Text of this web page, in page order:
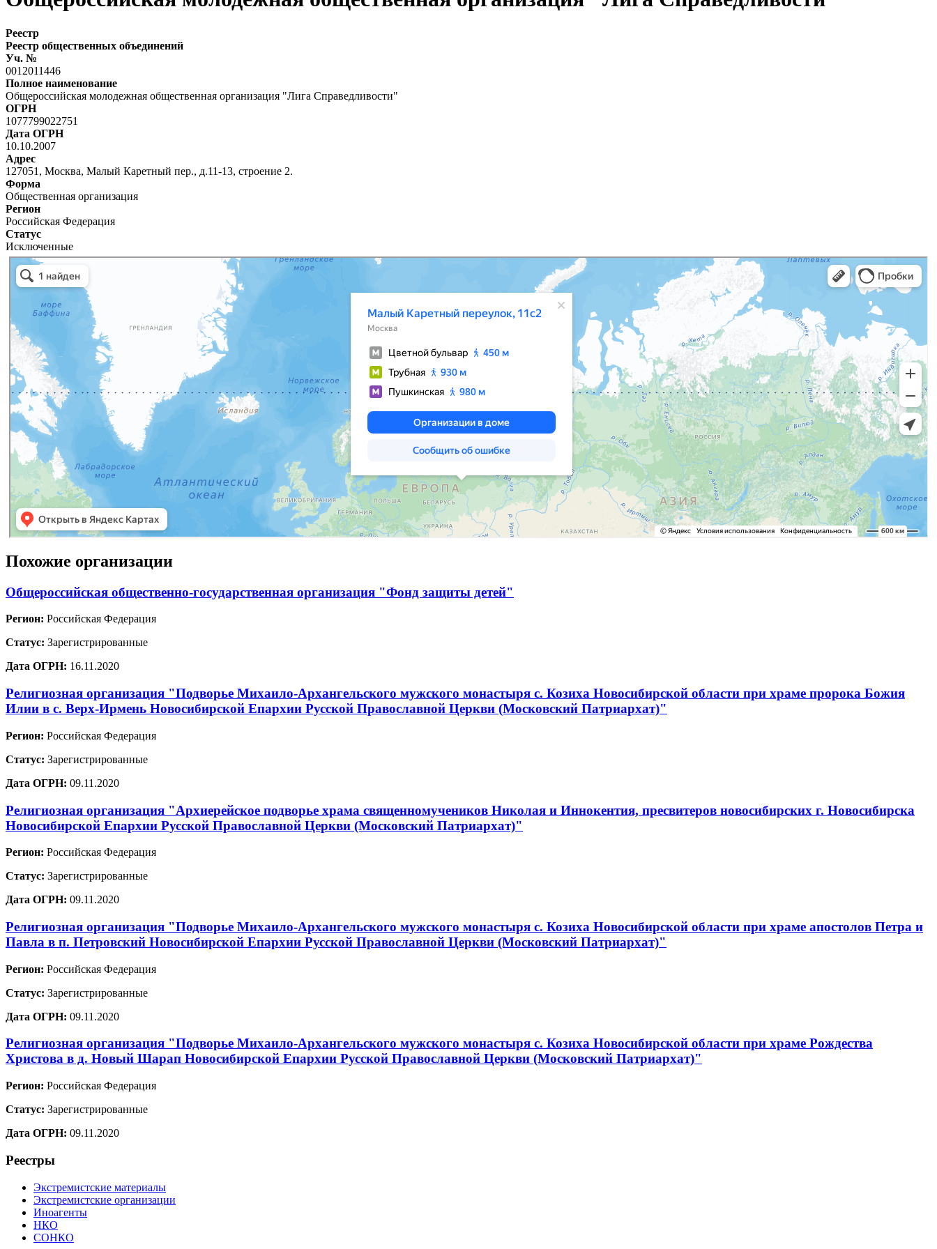
Реестр
Реестр общественных объединений
Уч. №
0012011446
Полное наименование
Общероссийская молодежная общественная организация "Лига Справедливости"
ОГРН
1077799022751
Дата ОГРН
10.10.2007
Адрес
127051, Москва, Малый Каретный пер., д.11-13, строение 2.
Форма
Общественная организация
Регион
Российская Федерация
Статус
Исключенные
Похожие организации
Общероссийская общественно-государственная организация "Фонд защиты детей"
Регион: Российская Федерация
Статус: Зарегистрированные
Дата ОГРН: 16.11.2020
Религиозная организация "Подворье Михаило-Архангельского мужского монастыря с. Козиха Новосибирской области при храме пророка Божия
Илии в с. Верх-Ирмень Новосибирской Епархии Русской Православной Церкви (Московский Патриархат)"
Регион: Российская Федерация
Статус: Зарегистрированные
Дата ОГРН: 09.11.2020
Религиозная организация "Архиерейское подворье храма священномучеников Николая и Иннокентия, пресвитеров новосибирских г. Новосибирска
Новосибирской Епархии Русской Православной Церкви (Московский Патриархат)"
Регион: Российская Федерация
Статус: Зарегистрированные
Дата ОГРН: 09.11.2020
Религиозная организация "Подворье Михаило-Архангельского мужского монастыря с. Козиха Новосибирской области при храме апостолов Петра и
Павла в п. Петровский Новосибирской Епархии Русской Православной Церкви (Московский Патриархат)"
Регион: Российская Федерация
Статус: Зарегистрированные
Дата ОГРН: 09.11.2020
Религиозная организация "Подворье Михаило-Архангельского мужского монастыря с. Козиха Новосибирской области при храме Рождества
Христова в д. Новый Шарап Новосибирской Епархии Русской Православной Церкви (Московский Патриархат)"
Регион: Российская Федерация
Статус: Зарегистрированные
Дата ОГРН: 09.11.2020
Реестры
Экстремистские материалы
Экстремистские организации
Иноагенты
НКО
СОНКО